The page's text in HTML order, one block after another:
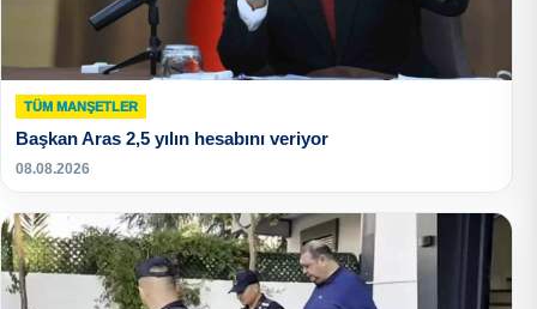
TÜM MANŞETLER
Başkan Aras 2,5 yılın hesabını veriyor
08.08.2026